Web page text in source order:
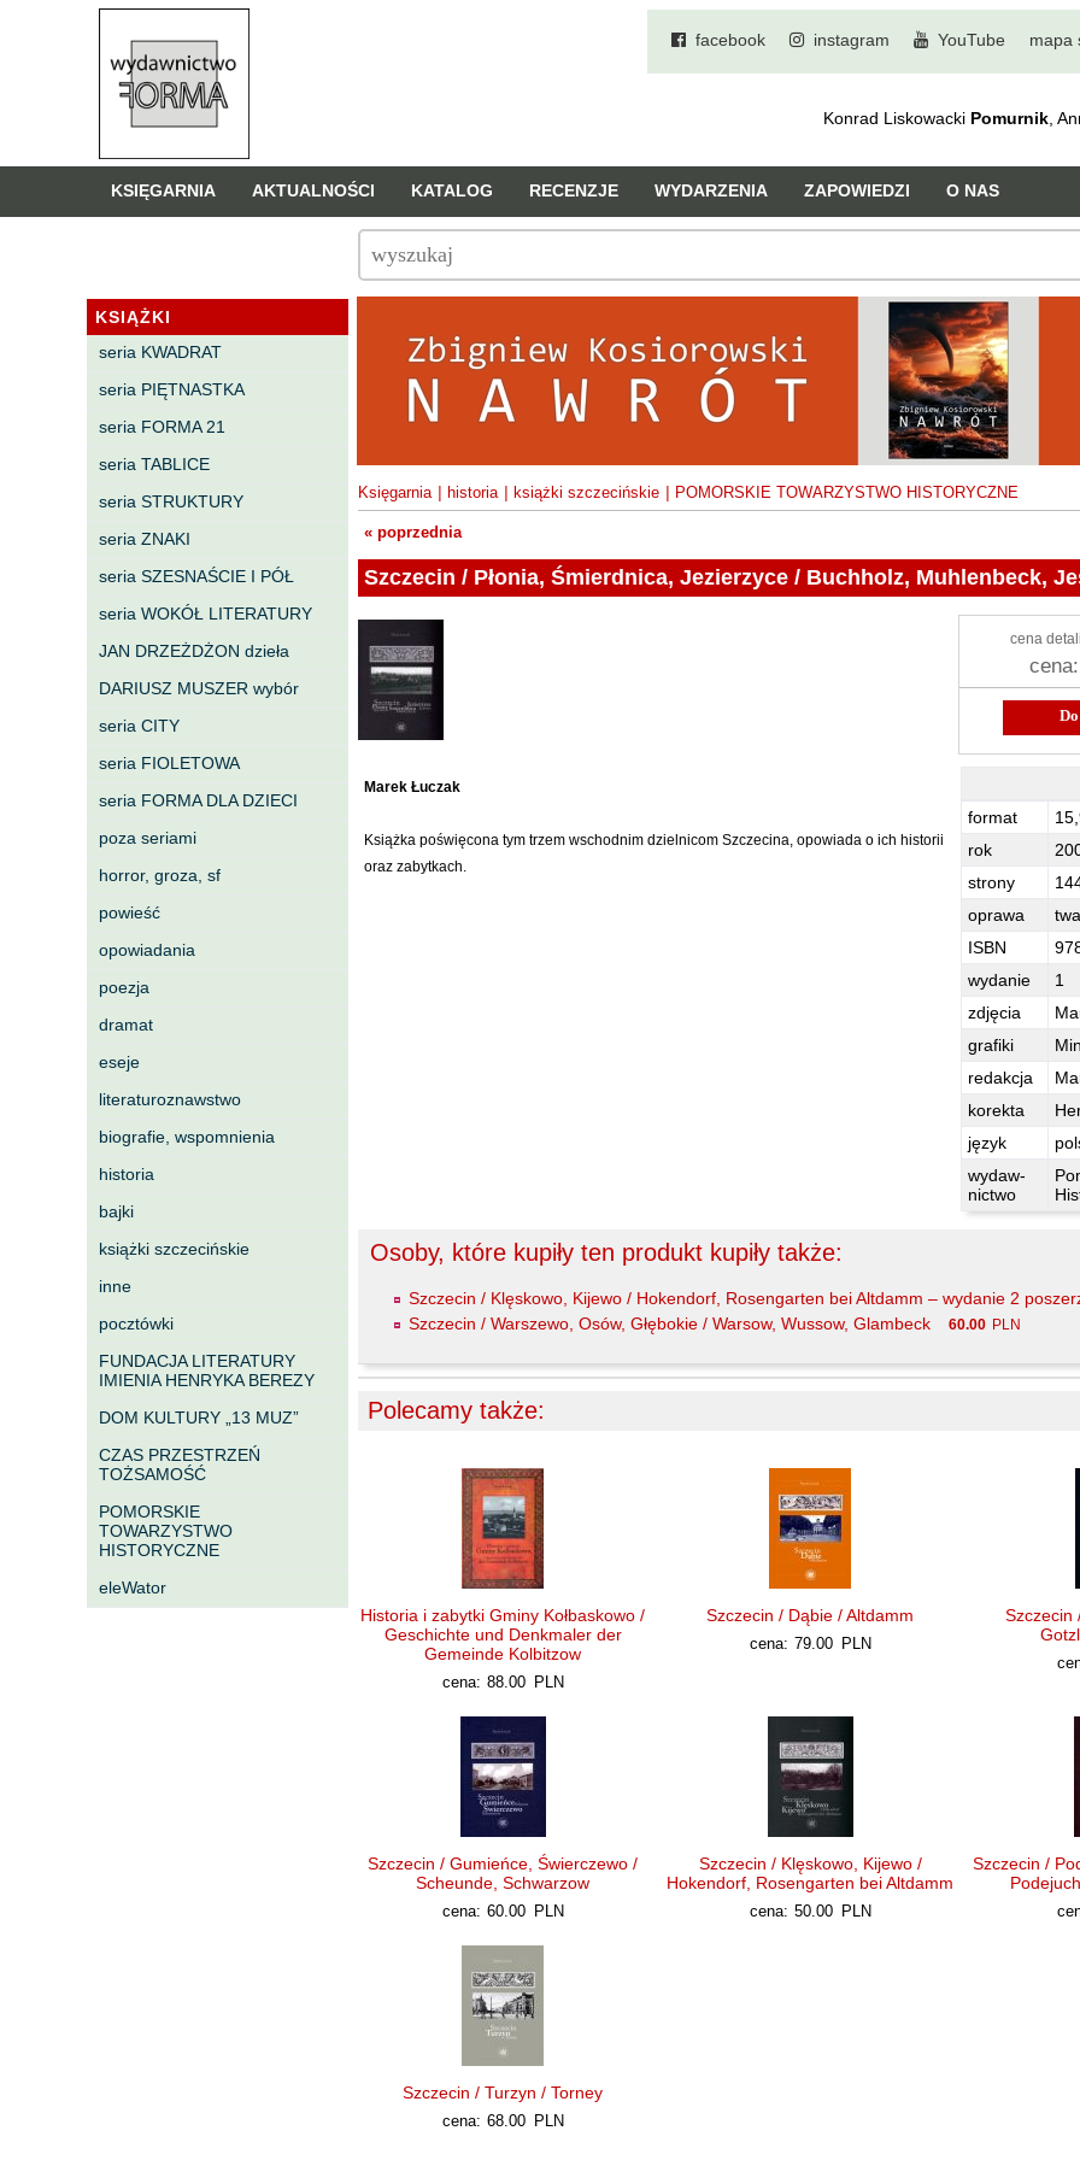
facebook instagram YouTube mapa
Konrad Liskowacki Pomurnik ,
KSIĘGARNIA AKTUALNOŚCI KATALOG RECENZJE WYDARZENIA ZAPOWIEDZI O NAS
KSIĄŻKI
seria KWADRAT
seria PIĘTNASTKA
seria FORMA 21
seria TABLICE
seria STRUKTURY
seria ZNAKI
seria SZESNAŚCIE I PÓŁ
seria WOKÓŁ LITERATURY
JAN DRZEŻDŻON dzieła
DARIUSZ MUSZER wybór
seria CITY
seria FIOLETOWA
seria FORMA DLA DZIECI
poza seriami
horror, groza, sf
powieść
opowiadania
poezja
dramat
eseje
literaturoznawstwo
biografie, wspomnienia
historia
bajki
książki szczecińskie
inne
pocztówki
FUNDACJA LITERATURY
IMIENIA HENRYKA BEREZY
DOM KULTURY „13 MUZ”
CZAS PRZESTRZEŃ
TOŻSAMOŚĆ
POMORSKIE
TOWARZYSTWO
HISTORYCZNE
eleWator
Księgarnia historia książki szczecińskie POMORSKIE TOWARZYSTWO HISTORYCZNE
« poprzednia
Szczecin / Płonia, Śmierdnica, Jezierzyce / Buchholz, Muhlenbeck,
cena
cena:
Szczecin /
format
rok
strony
oprawa
ISBN
wydanie
1
zdjęcia
grafiki
redakcja
korekta
język
wydaw-
nictwo
Marek Łuczak
Książka poświęcona tym trzem wschodnim dzielnicom Szczecina, opowiada o ich historii
oraz zabytkach.
Osoby, które kupiły ten produkt kupiły także:
Szczecin / Klęskowo, Kijewo / Hokendorf, Rosengarten bei Altdamm – wydanie 2
Szczecin / Warszewo, Osów, Głębokie / Warsow, Wussow, Glambeck 60.00 PLN
Polecamy także:
Historia i zabytki Gminy Kołbaskowo /
Geschichte und Denkmaler der
Gemeinde Kolbitzow
cena: 88.00 PLN
Szczecin / Dąbie / Altdamm
cena: 79.00 PLN
Szczecin
Szczecin / Gumieńce, Świerczewo /
Scheunde, Schwarzow
cena: 60.00 PLN
Szczecin / Klęskowo, Kijewo /
Hokendorf, Rosengarten bei Altdamm
cena: 50.00 PLN
Szczecin /
Szczecin / Turzyn / Torney
cena: 68.00 PLN